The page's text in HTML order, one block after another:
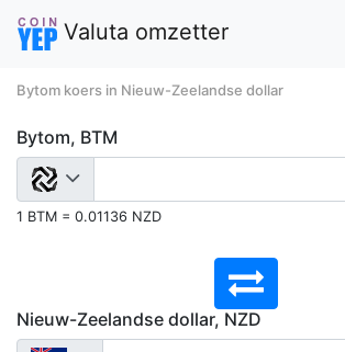
Valuta omzetter
Bytom koers in Nieuw-Zeelandse dollar
Bytom, BTM
1 BTM = 0.01136 NZD
Nieuw-Zeelandse dollar, NZD